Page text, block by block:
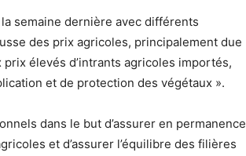
semaine dernière avec différents
des prix agricoles, principalement due
élevés d’intrants agricoles importés,
et de protection des végétaux ».
dans le but d’assurer en permanence
et d’assurer l’équilibre des filières